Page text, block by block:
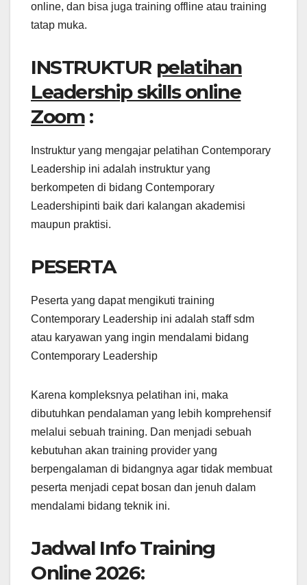
online, dan bisa juga training offline atau training
tatap muka.
INSTRUKTUR pelatihan
Leadership skills online
Zoom:
Instruktur yang mengajar pelatihan Contemporary
Leadership ini adalah instruktur yang
berkompeten di bidang Contemporary
Leadershipinti baik dari kalangan akademisi
maupun praktisi.
PESERTA
Peserta yang dapat mengikuti training
Contemporary Leadership ini adalah staff sdm
atau karyawan yang ingin mendalami bidang
Contemporary Leadership
Karena kompleksnya pelatihan ini, maka
dibutuhkan pendalaman yang lebih komprehensif
melalui sebuah training. Dan menjadi sebuah
kebutuhan akan training provider yang
berpengalaman di bidangnya agar tidak membuat
peserta menjadi cepat bosan dan jenuh dalam
mendalami bidang teknik ini.
Jadwal Info Training
Online 2026: